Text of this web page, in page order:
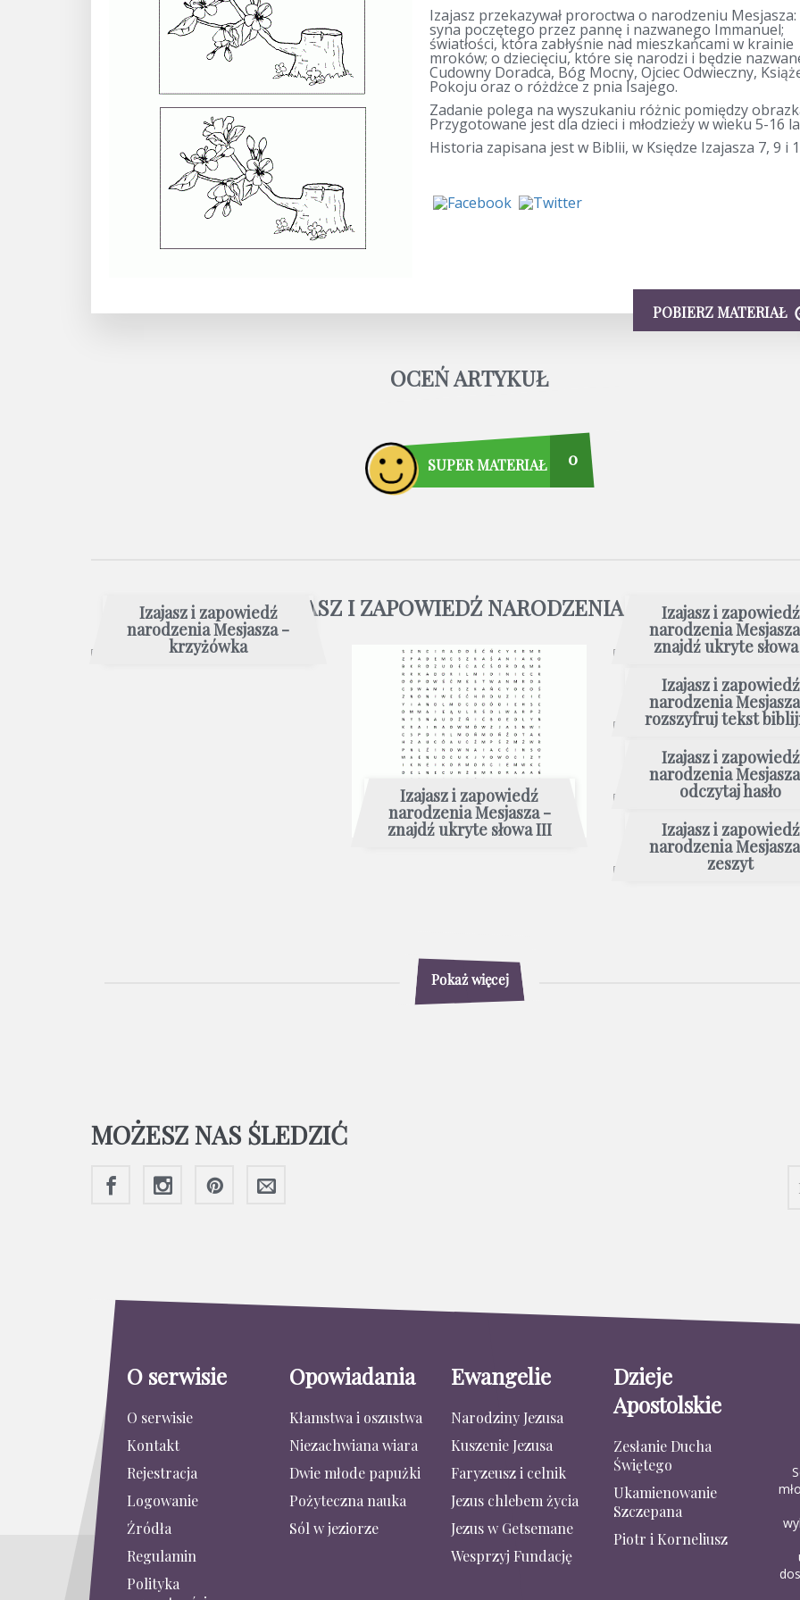
Izajasz przekazywał proroctwa o narodzeniu Mesjasza:
syna poczętego przez pannę i nazwanego Immanuel;
światłości, która zabłyśnie nad mieszkańcami w krainie
mroków; o dziecięciu, które się narodzi i będzie
Cudowny Doradca, Bóg Mocny, Ojciec Odwieczny,
Pokoju oraz o różdżce z pnia Isajego.
Zadanie polega na wyszukaniu różnic pomiędzy
Przygotowane jest dla dzieci i młodzieży w wieku 5-16
Historia zapisana jest w Biblii, w Księdze Izajasza 7, 9 i
POBIERZ MATERIAŁ
OCEŃ ARTYKUŁ
SUPER MATERIAŁ 0
INNE IZAJASZ I ZAPOWIEDŹ NARODZENIA MESJASZA
Izajasz i zapowiedź
narodzenia Mesjasza -
krzyżówka
Izajasz i zapowiedź
narodzenia Mesjasza -
znajdź ukryte słowa III
Izajasz i zapowiedź
narodzenia
znajdź ukryte
Izajasz i zapowiedź
narodzenia
rozszyfruj tekst
Izajasz i zapowiedź
narodzenia
odczytaj hasło
Izajasz i zapowiedź
narodzenia
zeszyt
Pokaż więcej
MOŻESZ NAS ŚLEDZIĆ
O serwisie
O serwisie
Kontakt
Rejestracja
Logowanie
Źródła
Regulamin
Polityka
Opowiadania
Kłamstwa i oszustwa
Niezachwiana wiara
Dwie młode papużki
Pożyteczna nauka
Sól w jeziorze
Ewangelie
Narodziny Jezusa
Kuszenie Jezusa
Faryzeusz i celnik
Jezus chlebem życia
Jezus w Getsemane
Wesprzyj Fundację
Dzieje
Apostolskie
Zesłanie Ducha
Świętego
Ukamienowanie
Szczepana
Piotr i Korneliusz